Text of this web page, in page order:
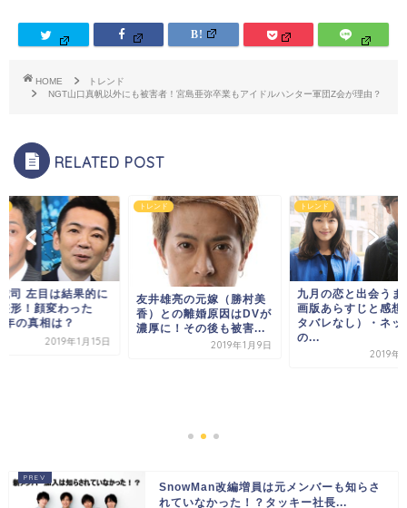
HOME
トレンド
NGT山口真帆以外にも被害者！宮島亜弥卒業もアイドルハンター軍団Z会が理由？
RELATED POST
司 左目は結果的に
形！顔変わった
の真相は？
2019年1月15日
トレンド
友井雄亮の元嫁（勝村美
香）との離婚原因はDVが
濃厚に！その後も被害...
2019年1月9日
トレンド
九月の恋と出会うま
画版あらすじと感想
タバレなし）・ネッ
の...
2019年
SnowMan改編増員は元メンバーも知らさ
れていなかった！？タッキー社長...